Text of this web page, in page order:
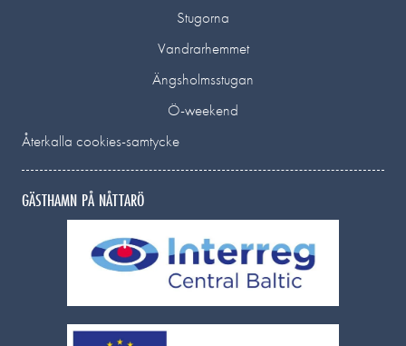
Stugorna
Vandrarhemmet
Ängsholmsstugan
Ö-weekend
Återkalla cookies-samtycke
GÄSTHAMN PÅ NÅTTARÖ